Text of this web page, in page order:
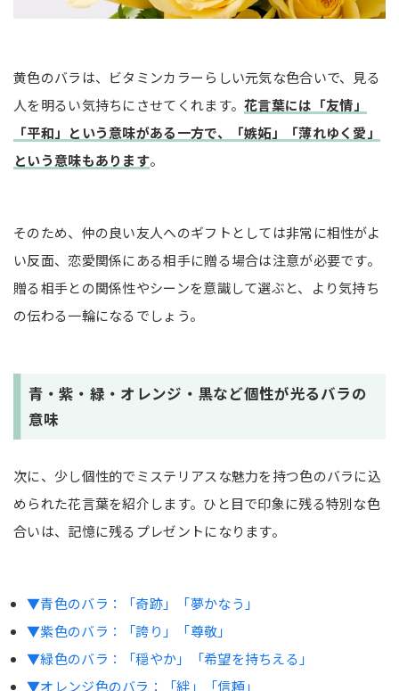
黄色のバラは、ビタミンカラーらしい元気な色合いで、見る
人を明るい気持ちにさせてくれます。花言葉には「友情」
「平和」という意味がある一方で、「嫉妬」「薄れゆく愛」
という意味もあります。
そのため、仲の良い友人へのギフトとしては非常に相性がよ
い反面、恋愛関係にある相手に贈る場合は注意が必要です。
贈る相手との関係性やシーンを意識して選ぶと、より気持ち
の伝わる一輪になるでしょう。
青・紫・緑・オレンジ・黒など個性が光るバラの
意味
次に、少し個性的でミステリアスな魅力を持つ色のバラに込
められた花言葉を紹介します。ひと目で印象に残る特別な色
合いは、記憶に残るプレゼントになります。
▼青色のバラ：「奇跡」「夢かなう」
▼紫色のバラ：「誇り」「尊敬」
▼緑色のバラ：「穏やか」「希望を持ちえる」
▼オレンジ色のバラ：「絆」「信頼」